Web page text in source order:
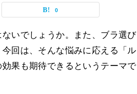
0
いでしょうか。また、ブラ選び
回は、そんな悩みに応える「ル
果も期待できるというテーマで